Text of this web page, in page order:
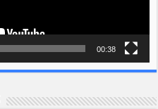
00:38